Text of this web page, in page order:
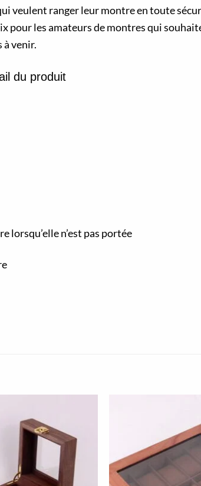
veulent ranger leur montre en toute
pour les amateurs de montres qui
à venir.
du produit
lorsqu’elle n’est pas portée